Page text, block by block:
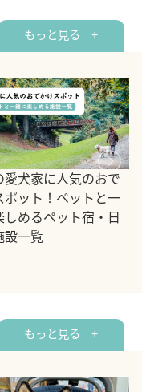
もっと見る +
愛犬家に人気のおで
ポット！ペットと一
しめるペット宿・日
設一覧
もっと見る +